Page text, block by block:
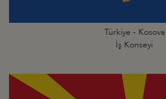
Türkiye - Kosova
İş Konseyi